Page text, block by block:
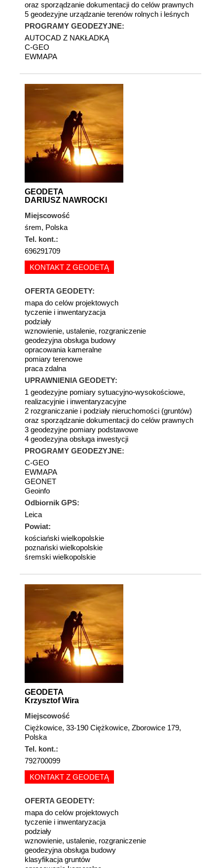
oraz sporządzanie dokumentacji do celów prawnych
5 geodezyjne urządzanie terenów rolnych i leśnych
PROGRAMY GEODEZYJNE:
AUTOCAD Z NAKŁADKĄ
C-GEO
EWMAPA
GEODETA
DARIUSZ NAWROCKI
Miejscowość
śrem, Polska
Tel. kont.:
696291709
KONTAKT Z GEODETĄ
OFERTA GEODETY:
mapa do celów projektowych
tyczenie i inwentaryzacja
podziały
wznowienie, ustalenie, rozgraniczenie
geodezyjna obsługa budowy
opracowania kameralne
pomiary terenowe
praca zdalna
UPRAWNIENIA GEODETY:
1 geodezyjne pomiary sytuacyjno-wysokościowe,
realizacyjnie i inwentaryzacyjne
2 rozgraniczanie i podziały nieruchomości (gruntów)
oraz sporządzanie dokumentacji do celów prawnych
3 geodezyjne pomiary podstawowe
4 geodezyjna obsługa inwestycji
PROGRAMY GEODEZYJNE:
C-GEO
EWMAPA
GEONET
Geoinfo
Odbiornik GPS:
Leica
Powiat:
kościański wielkopolskie
poznański wielkopolskie
śremski wielkopolskie
GEODETA
Krzysztof Wira
Miejscowość
Ciężkowice, 33-190 Ciężkowice, Zborowice 179,
Polska
Tel. kont.:
792700099
KONTAKT Z GEODETĄ
OFERTA GEODETY:
mapa do celów projektowych
tyczenie i inwentaryzacja
podziały
wznowienie, ustalenie, rozgraniczenie
geodezyjna obsługa budowy
klasyfikacja gruntów